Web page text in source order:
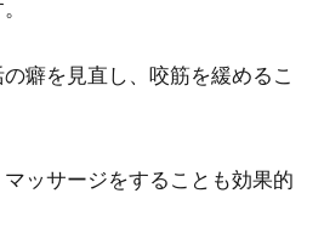
どでも男性向けの商品が店頭に並んでい
癖を見直し、咬筋を緩めるこ
ッサージをすることも効果的